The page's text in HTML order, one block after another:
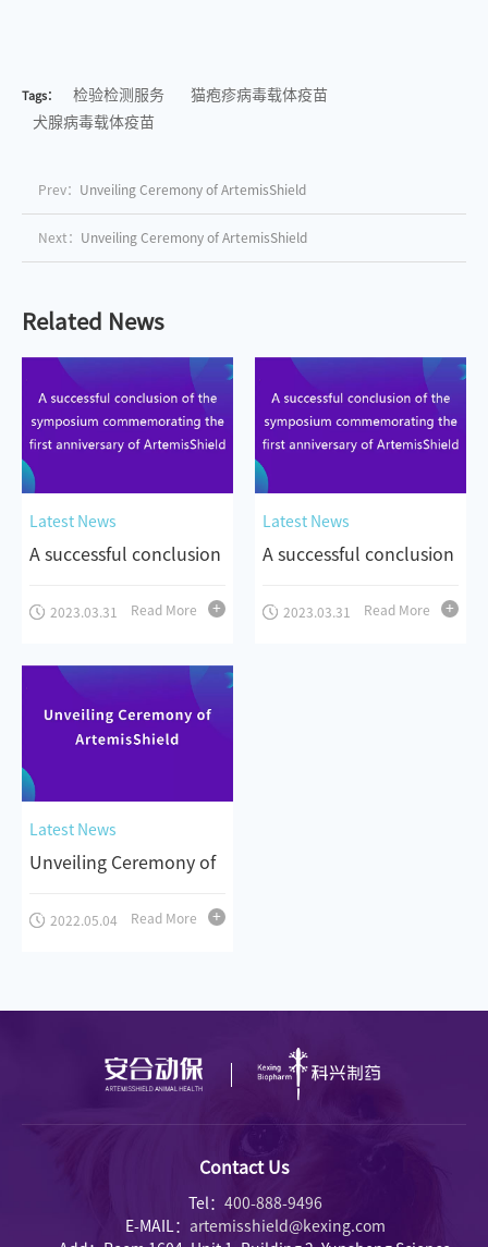
Tags： 检验检测服务
猫疱疹病毒载体疫苗
犬腺病毒载体疫苗
Prev： Unveiling Ceremony of ArtemisShield
Next： Unveiling Ceremony of ArtemisShield
Related News
Latest News
A successful conclusion
commemorating the
ArtemisShield
Read More
2023.03.31
Latest News
A successful conclusion
commemorating the
Read More
2023.03.31
Latest News
Unveiling Ceremony of
Read More
2022.05.04
Contact Us
Tel： 400-888-9496
E-MAIL： artemisshield@kexing.com